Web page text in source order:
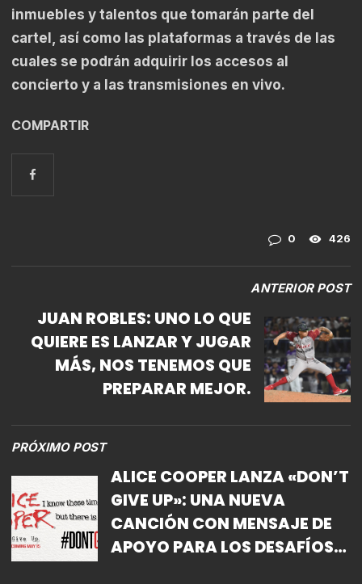
inmuebles y talentos que tomarán parte del
cartel, así como las plataformas a través de las
cuales se podrán adquirir los accesos al
concierto y a las transmisiones en vivo.
COMPARTIR
0 426
ANTERIOR POST
JUAN ROBLES: UNO LO QUE
QUIERE ES LANZAR Y JUGAR
MÁS, NOS TENEMOS QUE
PREPARAR MEJOR.
PRÓXIMO POST
ALICE COOPER LANZA «DON’T
GIVE UP»: UNA NUEVA
CANCIÓN CON MENSAJE DE
APOYO PARA LOS DESAFÍOS